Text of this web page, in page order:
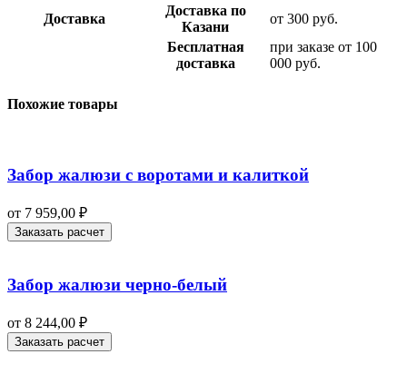
Доставка
Доставка по
Казани
от 300 руб.
Бесплатная
доставка
при заказе от 100
000 руб.
Похожие товары
Забор жалюзи с воротами и калиткой
от 7 959,00 ₽
Заказать расчет
Забор жалюзи черно-белый
от 8 244,00 ₽
Заказать расчет